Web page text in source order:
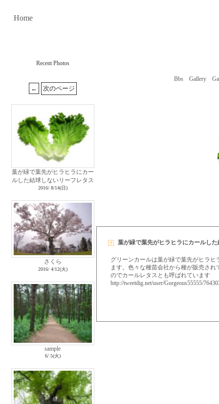
Home
Recent Photos
葉が緑で葉先がヒラヒラにカー
ルした結球しないリーフレタス
2016/ 8/14(日)
さくら
2016/ 4/12(火)
sample
6/ 5(火)
Bbs Gallery
葉が緑で葉先がヒラヒラにカールし
グリーンカールは葉が緑で葉先がヒラ
ます。色々な種苗会社から種が販売さ
のでカールレタスとも呼ばれています
http://tweetdig.net/user/Gorgeous55555/